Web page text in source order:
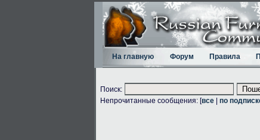
На главную Форум Правила
Поиск:
Непрочитанные сообщения: [все по